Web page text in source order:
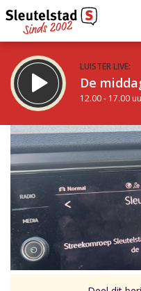
LUISTER LIVE:
De
12.00 - 17.00
STRAKS:
Sleutelstad 30
17.00 - 19.00 uur
Vorig uur